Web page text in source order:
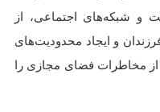
و شبکه‌های اجتماعی، از
و ایجاد محدودیت‌های
مخاطرات فضای مجازی را